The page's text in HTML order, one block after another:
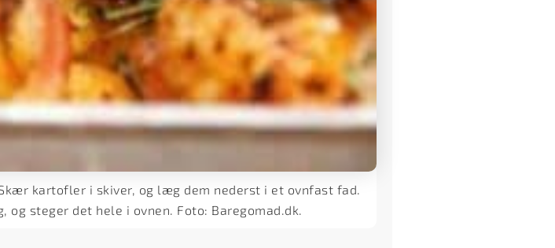
kartofler i skiver, og læg dem nederst i et ovnfast fad.
steger det hele i ovnen. Foto: Baregomad.dk.